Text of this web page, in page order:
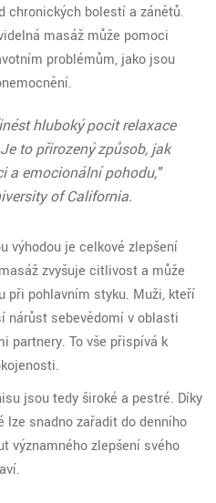
chronických bolestí a zánětů.
masáž může pomoci
problémům, jako jsou
hluboký pocit relaxace
to přirozený způsob, jak
a emocionální pohodu,"
of California.
výhodou je celkové zlepšení
zvyšuje citlivost a může
při pohlavním styku. Muži, kteří
nárůst sebevědomí v oblasti
partnery. To vše přispívá k
jsou tedy široké a pestré. Díky
lze snadno zařadit do denního
významného zlepšení svého